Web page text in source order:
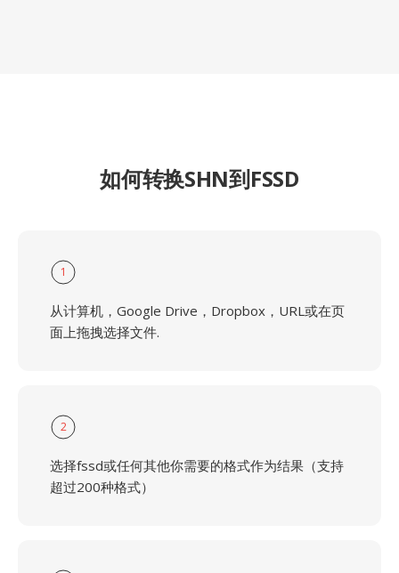
如何转换SHN到FSSD
1
从计算机，Google Drive，Dropbox，URL或在页
面上拖拽选择文件.
2
选择fssd或任何其他你需要的格式作为结果（支持
超过200种格式）